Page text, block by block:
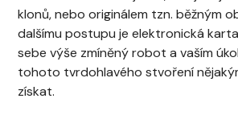
klonů, nebo originálem tzn. běžným
dalšímu postupu je elektronická
sebe výše zmíněný robot a vaším
tohoto tvrdohlavého stvoření
získat.